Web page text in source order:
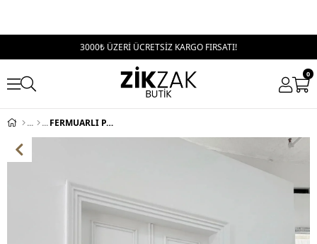
3000₺ ÜZERİ ÜCRETSİZ KARGO FIRSATI!
0
FERMUARLI PARMAK GEÇME DETAY BLUZ VE PANTOLONLU TAYT TAKIM SİYAH